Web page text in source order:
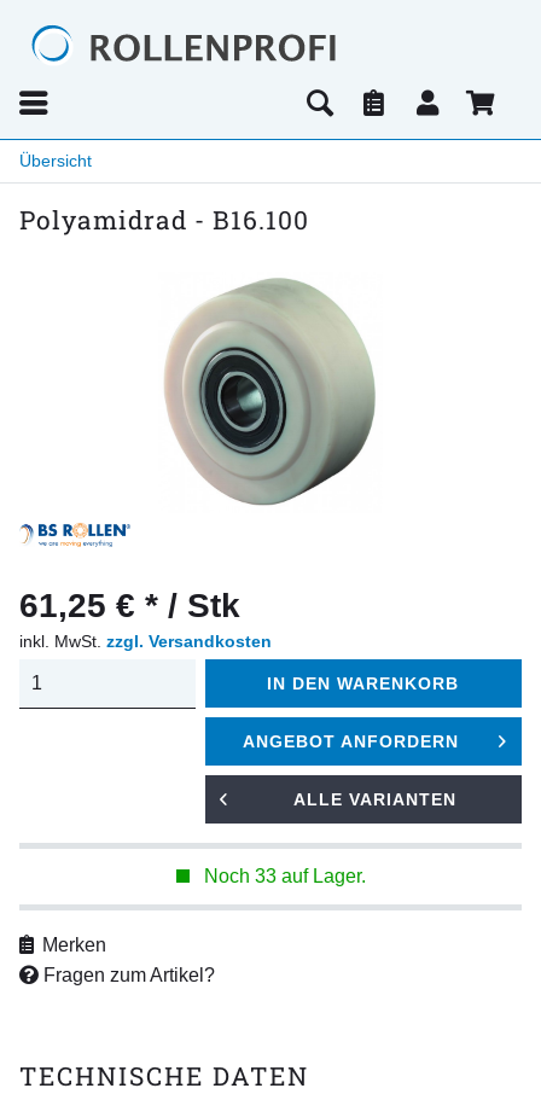
Übersicht
Polyamidrad - B16.100
61,25 € * / Stk
inkl. MwSt. zzgl. Versandkosten
IN DEN WARENKORB
ANGEBOT ANFORDERN
ALLE VARIANTEN
Noch 33 auf Lager.
Merken
Fragen zum Artikel?
TECHNISCHE DATEN